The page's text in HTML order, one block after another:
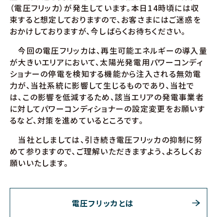
（電圧フリッカ）が発生しています。本日14時頃には収
束すると想定しておりますので、お客さまにはご迷惑を
おかけしておりますが、今しばらくお待ちください。
今回の電圧フリッカは、再生可能エネルギーの導入量
が大きいエリアにおいて、太陽光発電用パワーコンディ
ショナーの停電を検知する機能から注入される無効電
力が、当社系統に影響して生じるものであり、当社で
は、この影響を低減するため、該当エリアの発電事業者
に対してパワーコンディショナーの設定変更をお願いす
るなど、対策を進めているところです。
当社としましては、引き続き電圧フリッカの抑制に努
めて参りますので、ご理解いただきますよう、よろしくお
願いいたします。
電圧フリッカとは